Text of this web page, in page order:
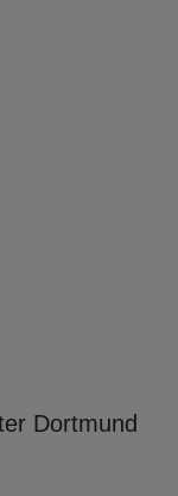
Dortmund